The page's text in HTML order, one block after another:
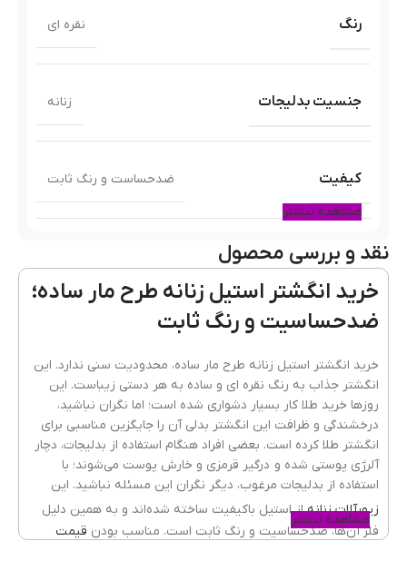
رنگ نقره ای
جنسیت بدلیجات زنانه
کیفیت ضدحساست و رنگ ثابت
جنس
انتخاب سایز انگشتر
برند وای اس ایکس | ysx
مشاهده بیشتر
نقد و بررسی محصول
خرید انگشتر استیل زنانه طرح مار ساده؛
ضدحساسیت و رنگ ثابت
خرید انگشتر استیل زنانه طرح مار ساده، محدودیت سنی ندارد. این
انگشتر جذاب به رنگ نقره ای و ساده به هر دستی زیباست. این
روزها خرید طلا کار بسیار دشواری شده است؛ اما نگران نباشید،
درخشندگی و ظرافت این انگشتر بدلی آن را جایگزین مناسبی برای
انگشتر طلا کرده است. بعضی افراد هنگام استفاده از بدلیجات، دچار
آلرژی پوستی شده و درگیر قرمزی و خارش پوست می‌شوند؛ با
استفاده از بدلیجات مرغوب، دیگر نگران این مسئله نباشید. این
زیورآلات زنانهاز استیل باکیفیت ساخته شده‌اند و به همین دلیل
فلز آن‌ها، ضدحساسیت و رنگ ثابت است. مناسب بودن قیمت
مشاهده بیشتر